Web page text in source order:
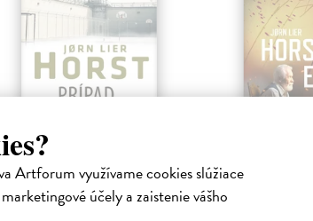
Artforum využívame cookies slúžiace
účely a zaistenie vášho
Prípad 1569